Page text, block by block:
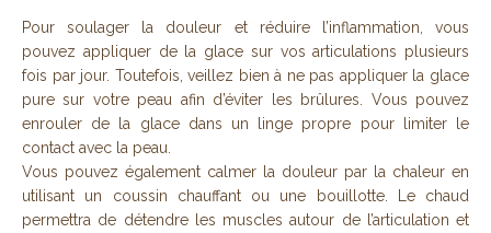
Pour soulager la douleur et réduire l’inflammation, vous
pouvez appliquer de la glace sur vos articulations plusieurs
fois par jour. Toutefois, veillez bien à ne pas appliquer la glace
pure sur votre peau afin d’éviter les brûlures. Vous pouvez
enrouler de la glace dans un linge propre pour limiter le
contact avec la peau.
Vous pouvez également calmer la douleur par la chaleur en
utilisant un coussin chauffant ou une bouillotte. Le chaud
permettra de détendre les muscles autour de l’articulation et